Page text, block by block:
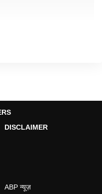
22 जून 1950 को मसूरी,
अमेरिका के येल यूनिवर्सिटी
DISCLAIMER
ABP न्यूज़